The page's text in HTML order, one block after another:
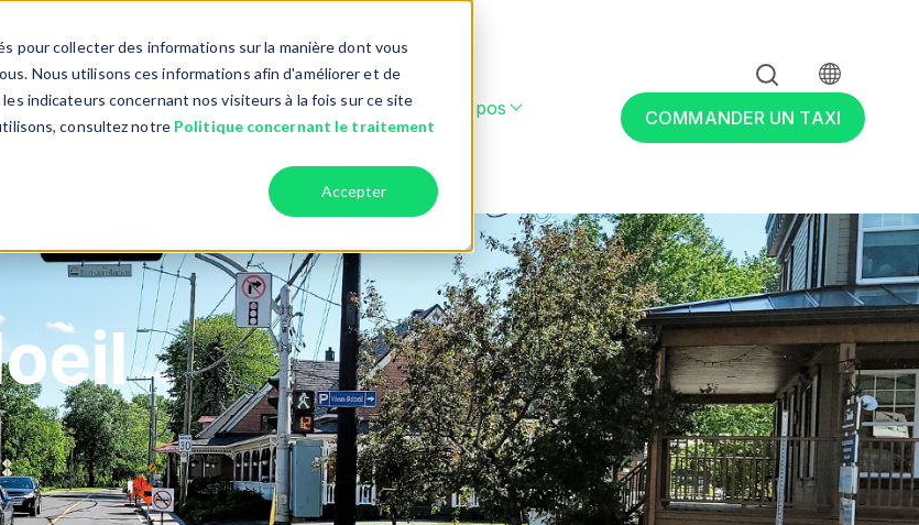
pour collecter des informations sur la manière dont vous
Nous utilisons ces informations afin d'améliorer et de
indicateurs concernant nos visiteurs à la fois sur ce site
consultez notre Politique concernant le traitement
Accepter
& Adapté Show submenu for Taxi collectif & adapté
Entreprises Show submenu for Entreprises
Chauffeurs À Propos Show submenu for À propos
COMMANDER UN TAXI